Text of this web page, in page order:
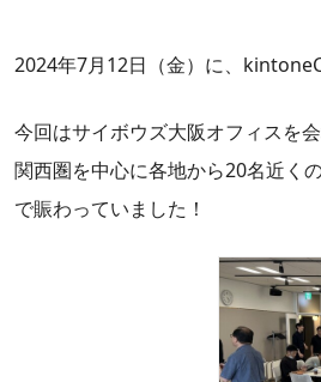
2024年7月12日（金）に、
今回はサイボウズ大阪オフィスを
関西圏を中心に各地から20名近く
で賑わっていました！